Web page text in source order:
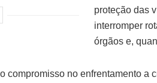
proteção das
interromper
órgãos e,
compromisso no enfrentamento